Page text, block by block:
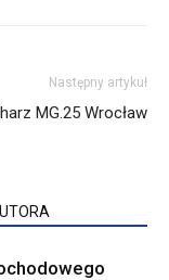
Następny artykuł
MG.25 Wrocław